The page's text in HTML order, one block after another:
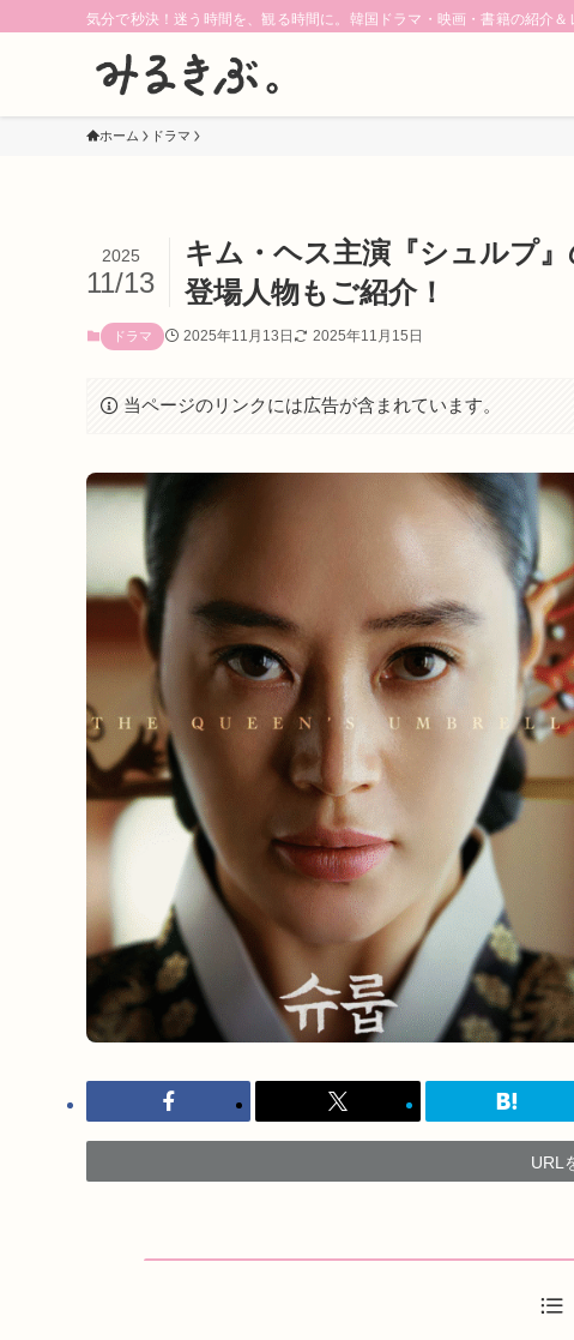
気分で秒決！迷う時間を、観る時間に。韓国ドラマ・映画・書籍の紹介＆
ホーム ドラマ
キム・ヘス主演『シュルプ
登場人物もご紹介！
2025
11/13
ドラマ 2025年11月13日 2025年11月15日
当ページのリンクには広告が含まれています。
URL